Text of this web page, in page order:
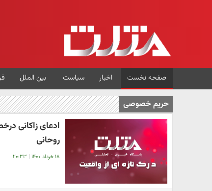
صفحه نخست اخبار سیاست بین الملل
حریم خصوصی
ادعای زاکانی
روحانی
۱۸ خرداد ۱۴۰۰ | ۲۰:۳۳